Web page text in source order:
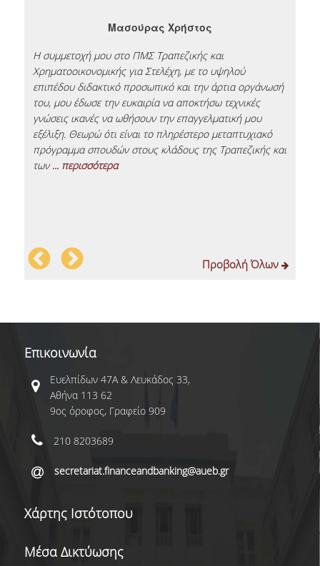
EΘΑΑΕ
CFA
ACCA
ΚΑΡΙΕΡΑ
ΕΡΕΥΝΑ
OΙΚΟΝΟΜΙΚΗΣ ΕΠΙΣΤΗΜΗΣ
ΑΝΑΛΥΣΗΣ ΕΥΡΩΠΑΪΚΩΝ ΥΠΟΘΕΣΕΩΝ
(EUROLAB)
ΔΙΑΣΦΑΛΙΣΗ ΠΟΙΟΤΗΤΑΣ
ΜΟΔΙΠ
ΕΠΙΚΟΙΝΩΝΙΑ
Μασούρας Χρήστος
Η συμμετοχή μου στο ΠΜΣ Τραπεζικής και
Χρηματοοικονομικής για Στελέχη, με το υψηλού
επιπέδου διδακτικό προσωπικό και την άρτια οργάνωσή
του, μου έδωσε την ευκαιρία να αποκτήσω τεχνικές
γνώσεις ικανές να ωθήσουν την επαγγελματική μου
εξέλιξη. Θεωρώ ότι είναι το πληρέστερο μεταπτυχιακό
πρόγραμμα σπουδών στους κλάδους της Τραπεζικής και
των... περισσότερα
Προβολή Όλων
Επικοινωνία
Ευελπίδων 47Α & Λευκάδος 33,
Αθήνα 113 62
9ος όροφος, Γραφείο 909
210 8203689
secretariat.financeandbanking@aueb.gr
Χάρτης Ιστότοπου
Μέσα Δικτύωσης